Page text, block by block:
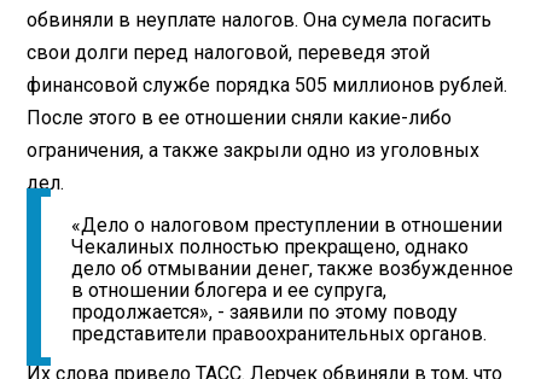
обвиняли в неуплате налогов. Она сумела погасить
свои долги перед налоговой, переведя этой
финансовой службе порядка 505 миллионов рублей.
После этого в ее отношении сняли какие-либо
ограничения, а также закрыли одно из уголовных
дел.
«Дело о налоговом преступлении в отношении
Чекалиных полностью прекращено, однако
дело об отмывании денег, также возбужденное
в отношении блогера и ее супруга,
продолжается», - заявили по этому поводу
представители правоохранительных органов.
Их слова привело ТАСС. Лерчек обвиняли в том, что